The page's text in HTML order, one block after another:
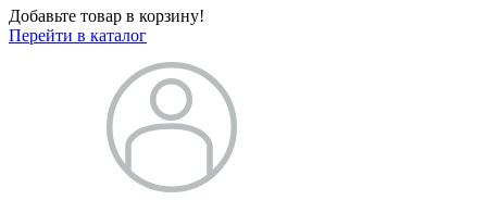
Добавьте товар в корзину!
Перейти в каталог